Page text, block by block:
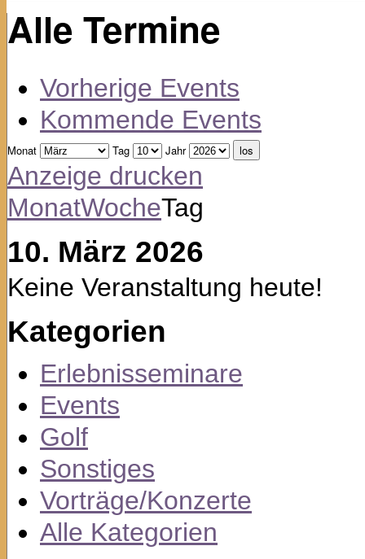
Alle Termine
Vorherige Events
Kommende Events
Monat Tag Jahr
Anzeige drucken
MonatWocheTag
10. März 2026
Keine Veranstaltung heute!
Kategorien
Erlebnisseminare
Events
Golf
Sonstiges
Vorträge/Konzerte
Alle Kategorien